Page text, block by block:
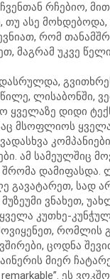
რჩებიო,
თუ ასე
რომ
მაგრამ უკვე
ლისაბონში,
ყველაზე დიდი
მსოფლიოს ყველა
ამ სამეულშიც
შრომა დამიფასდა.
გავატარეთ, სად
ვნახეთ,
კუთხე-
რომლის
ცოდნა
მიერ
ეს